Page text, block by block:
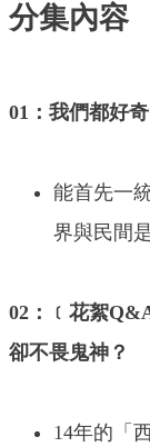
分集內容
01：我們都好奇
能首先一
界與民間
02：﹝花絮
卻不畏鬼神？
14年的「